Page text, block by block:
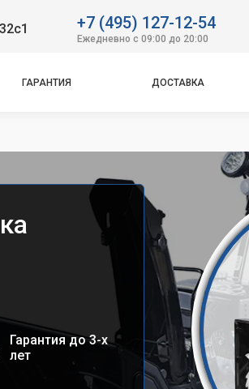
+7 (495) 127-12-54
Ежедневно с 09:00 до 20:00
ГАРАНТИЯ ДОСТАВКА
Гарантия до 3-х
лет